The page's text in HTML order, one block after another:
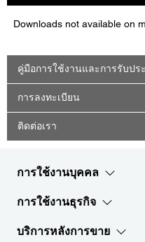
Downloads not available on
คู่มือการใช้งานและการรับปร
การลงทะเบียน
ติดต่อเรา
การใช้งานบุคคล
การใช้งานธุรกิจ
บริการหลังการขาย